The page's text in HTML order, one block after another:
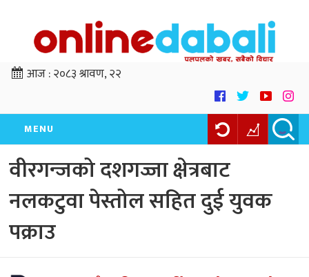
आज :२०८३ श्रावण, २२
MENU
वीरगन्जको दशगज्जा क्षेत्रबाट
नलकटुवा पेस्तोल सहित दुई युवक
पक्राउ